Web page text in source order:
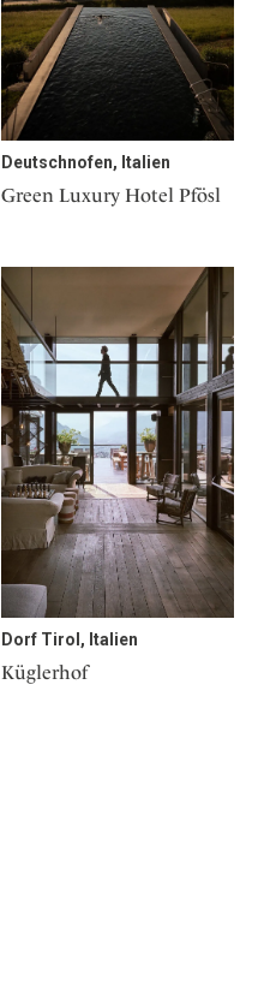
Deutschnofen, Italien
Green Luxury Hotel Pfösl
Dorf Tirol, Italien
Küglerhof